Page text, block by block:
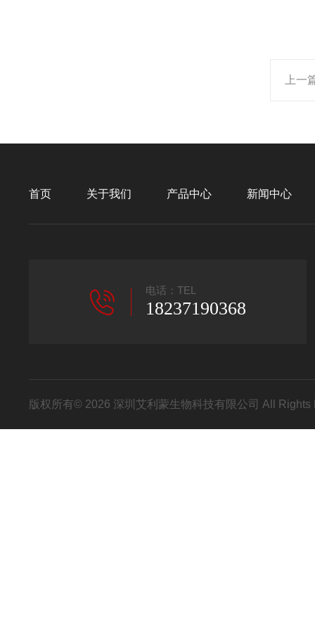
上一
首页 关于我们 产品中心 新闻中心
电话：TEL
18237190368
版权所有© 2026 深圳艾利蒙生物科技有限公司 All